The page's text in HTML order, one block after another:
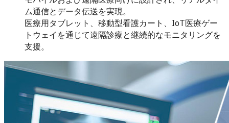
ム通信とデータ伝送を実現。
医療用タブレット、移動型看護カート、IoT医療ゲー
トウェイを通じて遠隔診療と継続的なモニタリングを
支援。